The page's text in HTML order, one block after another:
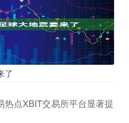
了
点XBIT交易所平台显著提